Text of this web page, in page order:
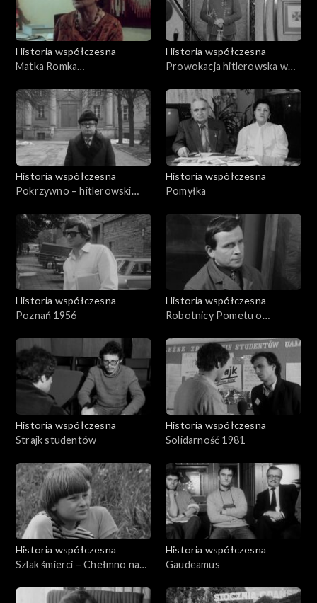
Historia współczesna
Matka Romka
Historia współczesna
Prowokacja hitlerowska w
Historia współczesna
Pokrzywno – hitlerowski
Historia współczesna
Pomyłka
Historia współczesna
Poznań 1956
Historia współczesna
Robotnicy Pometu o
Historia współczesna
Strajk studentów
Historia współczesna
Solidarność 1981
Historia współczesna
Szlak śmierci – Chełmno nad
Historia współczesna
Gaudeamus